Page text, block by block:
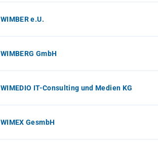
WIMBER e.U.
WIMBERG GmbH
WIMEDIO IT-Consulting und Medien KG
WIMEX GesmbH